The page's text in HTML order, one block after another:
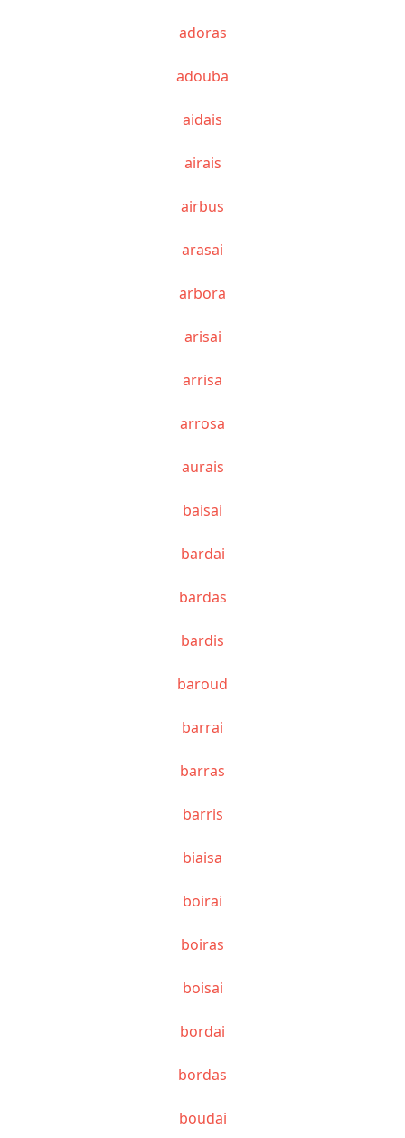
adoras
adouba
aidais
airais
airbus
arasai
arbora
arisai
arrisa
arrosa
aurais
baisai
bardai
bardas
bardis
baroud
barrai
barras
barris
biaisa
boirai
boiras
boisai
bordai
bordas
boudai